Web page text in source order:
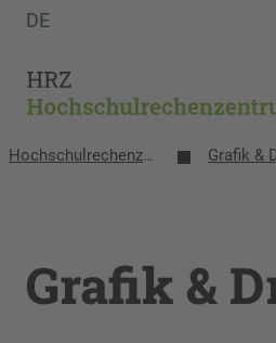
DE
Hochschulrechenzentrum Grafik &
Grafik &